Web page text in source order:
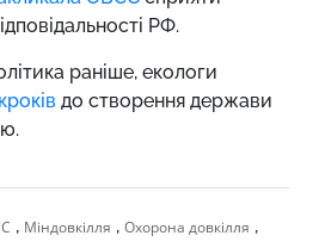
РФ.
раніше, екологи
до створення держави
, Міндовкілля , Охорона довкілля ,